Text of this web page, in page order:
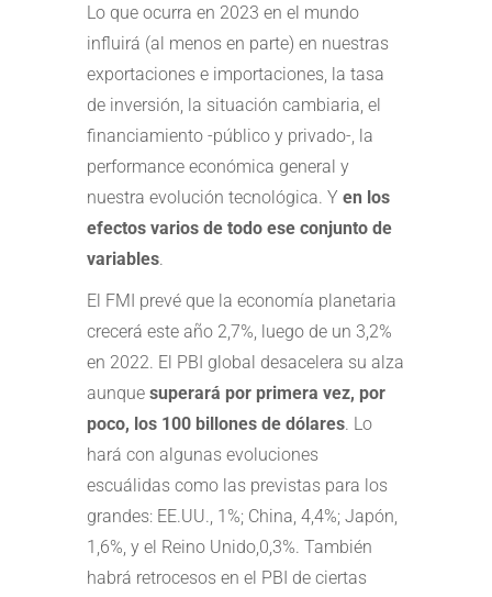
Lo que ocurra en 2023 en el mundo
influirá (al menos en parte) en nuestras
exportaciones e importaciones, la tasa
de inversión, la situación cambiaria, el
financiamiento -público y privado-, la
performance económica general y
nuestra evolución tecnológica. Y en los
efectos varios de todo ese conjunto de
variables.
El FMI prevé que la economía planetaria
crecerá este año 2,7%, luego de un 3,2%
en 2022. El PBI global desacelera su alza
aunque superará por primera vez, por
poco, los 100 billones de dólares. Lo
hará con algunas evoluciones
escuálidas como las previstas para los
grandes: EE.UU., 1%; China, 4,4%; Japón,
1,6%, y el Reino Unido,0,3%. También
habrá retrocesos en el PBI de ciertas